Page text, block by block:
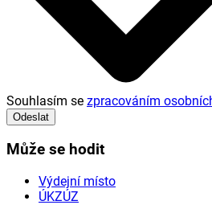
Souhlasím se zpracováním
Odeslat
Může se hodit
Výdejní místo
ÚKZÚZ